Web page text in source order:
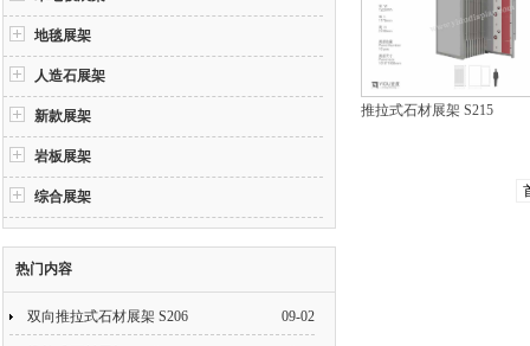
地毯展架
人造石展架
新款展架
岩板展架
综合展架
热门内容
双向推拉式石材展架 S206 09-02
推拉式石材展架 S215